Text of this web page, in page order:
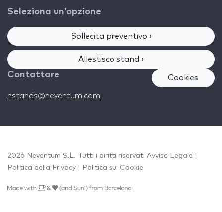
Seleziona un’opzione
Sollecita preventivo ›
Allestisco stand ›
Contattare
nstands@neventum.com
Cookies
2026 Neventum S.L. Tutti i diritti riservati Avviso Legale
Politica della Privacy
Politica sui Cookie